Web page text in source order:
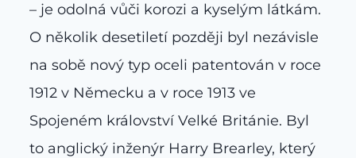
– je odolná vůči korozi a kyselým látkám.
O několik desetiletí později byl nezávisle
na sobě nový typ oceli patentován v roce
1912 v Německu a v roce 1913 ve
Spojeném království Velké Británie. Byl
to anglický inženýr Harry Brearley, který